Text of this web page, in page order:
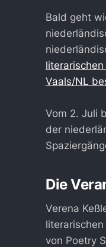
Bald geht
Vaals/NL
Vom 2. Juli
der
Die
Verena
von Poetry